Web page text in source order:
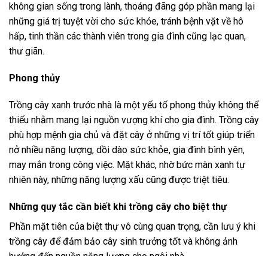
không gian sống trong lành, thoáng đãng góp phần mang lại
những giá trị tuyệt vời cho sức khỏe, tránh bệnh vặt về hô
hấp, tinh thần các thành viên trong gia đình cũng lạc quan,
thư giãn.
Phong thủy
Trồng cây xanh trước nhà là một yếu tố phong thủy không thể
thiếu nhằm mang lại nguồn vượng khí cho gia đình. Trồng cây
phù hợp mệnh gia chủ và đặt cây ở những vị trí tốt giúp triển
nở nhiều năng lượng, dồi dào sức khỏe, gia đình bình yên,
may mắn trong công việc. Mặt khác, nhờ bức màn xanh tự
nhiên này, những năng lượng xấu cũng được triệt tiêu.
Những quy tắc cần biết khi trồng cây cho biệt thự
Phần mặt tiên của biệt thự vô cùng quan trọng, cần lưu ý khi
trồng cây để đảm bảo cây sinh trưởng tốt và không ảnh